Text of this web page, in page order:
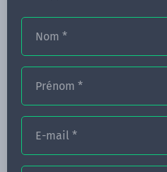
Nom *
Prénom *
E-mail *
CONGRÈS